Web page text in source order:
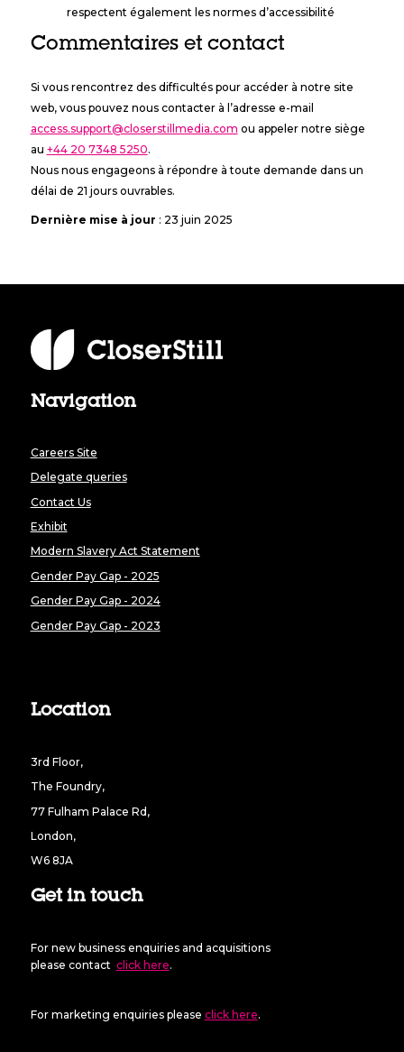
respectent également les normes d’accessibilité
Commentaires et contact
Si vous rencontrez des difficultés pour accéder à notre site
web, vous pouvez nous contacter à l’adresse e-mail
access.support@closerstillmedia.com ou appeler notre siège
au +44 20 7348 5250.
Nous nous engageons à répondre à toute demande dans un
délai de 21 jours ouvrables.
Dernière mise à jour : 23 juin 2025
Navigation
Careers Site
Delegate queries
Contact Us
Exhibit
Modern Slavery Act Statement
Gender Pay Gap - 2025
Gender Pay Gap - 2024
Gender Pay Gap - 2023
Location
3rd Floor,
The Foundry,
77 Fulham Palace Rd,
London,
W6 8JA
Get in touch
For new business enquiries and acquisitions
please contact click here.
For marketing enquiries please click here.